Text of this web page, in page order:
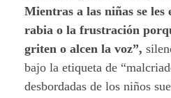
Mientras a las niñas se
rabia o la frustración
griten o alcen la voz”,
bajo la etiqueta de
desbordadas de los niños